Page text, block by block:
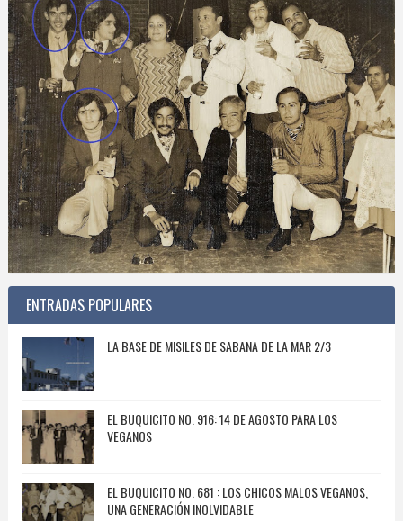
ENTRADAS POPULARES
LA BASE DE MISILES DE SABANA DE LA MAR 2/3
EL BUQUICITO NO. 916: 14 DE AGOSTO PARA LOS
VEGANOS
EL BUQUICITO NO. 681 : LOS CHICOS MALOS VEGANOS,
UNA GENERACIÓN INOLVIDABLE